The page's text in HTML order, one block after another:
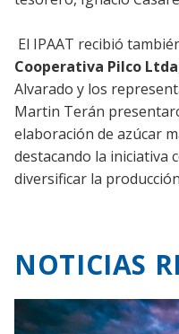
El IPAAT recibió
Cooperativa Pilco Ltda
Alvarado y los
Martin Terán
elaboración de azúcar
destacando la iniciativa
diversificar la
NOTICIAS